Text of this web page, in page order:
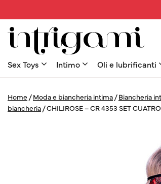
Sex Toys Intimo Oli e lubrificanti
Home /Moda e biancheria intima /Biancheria
biancheria /CHILIROSE – CR 4353 SET